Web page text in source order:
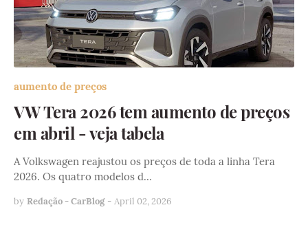
aumento de preços
VW Tera 2026 tem aumento de preços
em abril - veja tabela
A Volkswagen reajustou os preços de toda a linha Tera
2026. Os quatro modelos d…
by Redação - CarBlog - April 02, 2026